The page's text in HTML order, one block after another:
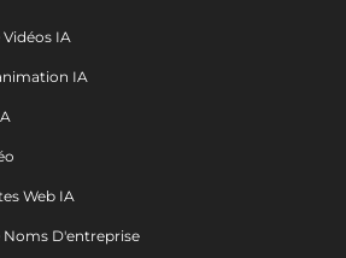
IA
IA
Web IA
Noms D'entreprise